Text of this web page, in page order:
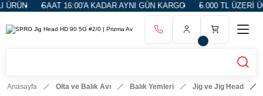
SAAT 16:00'A KADAR AYNI GÜN KARGO 5.000 TL ÜZERİ
Anasayfa Olta ve Balık Avı Balık Yemleri Jig ve Jig Head